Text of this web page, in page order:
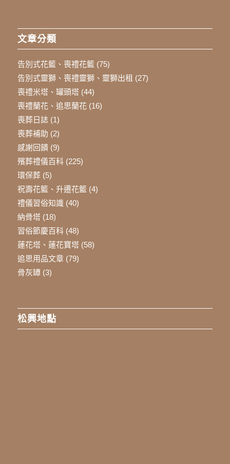
文章分類
告別式花籃、喪禮花籃(75)
告別式靈獅、喪禮靈獅、靈獅出租 (27)
喪禮米塔、罐頭塔(44)
喪禮蘭花、追思蘭花(16)
喪葬日誌(1)
喪葬補助 (2)
感謝回饋(9)
殯葬禮儀百科(225)
環保葬(5)
祝壽花籃、升遷花籃(4)
禮儀習俗知識(40)
納骨塔(18)
習俗節慶百科(48)
蓮花塔、蓮花寶塔(58)
追思用品文章(79)
骨灰罈(3)
松興地點